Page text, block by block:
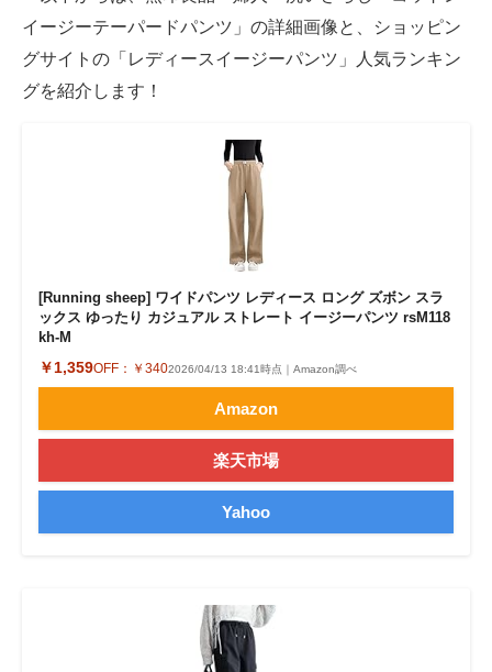
イージーテーパードパンツ」の詳細画像と、ショッピン
グサイトの「レディースイージーパンツ」人気ランキン
グを紹介します！
[Running sheep] ワイドパンツ レディース ロング ズボン スラ
ックス ゆったり カジュアル ストレート イージーパンツ rsM118
kh-M
￥1,359OFF： ￥3402026/04/13 18:41時点｜Amazon調べ
Amazon
楽天市場
Yahoo